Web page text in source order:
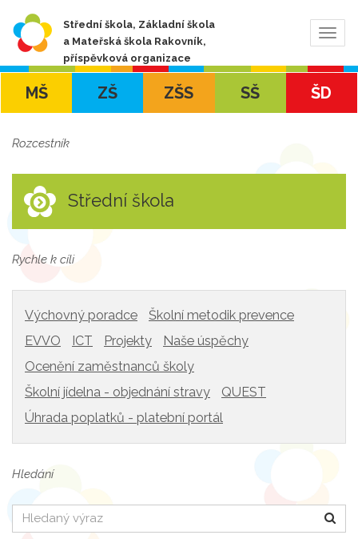
Střední škola, Základní škola
a Mateřská škola Rakovník,
příspěvková organizace
MŠ ZŠ ZŠS SŠ ŠD
Rozcestník
Střední škola
Rychle k cíli
Výchovný poradce
Školní metodik prevence
EVVO
ICT Projekty
Naše úspěchy
Ocenění zaměstnanců školy
Školní jídelna - objednání stravy
QUEST
Úhrada poplatků - platební portál
Hledání
Hledat